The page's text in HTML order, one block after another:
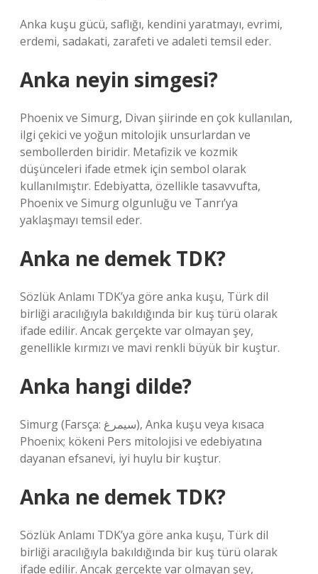
Anka kuşu gücü, saflığı, kendini yaratmayı, evrimi,
erdemi, sadakati, zarafeti ve adaleti temsil eder.
Anka neyin simgesi?
Phoenix ve Simurg, Divan şiirinde en çok kullanılan,
ilgi çekici ve yoğun mitolojik unsurlardan ve
sembollerden biridir. Metafizik ve kozmik
düşünceleri ifade etmek için sembol olarak
kullanılmıştır. Edebiyatta, özellikle tasavvufta,
Phoenix ve Simurg olgunluğu ve Tanrı’ya
yaklaşmayı temsil eder.
Anka ne demek TDK?
Sözlük Anlamı TDK’ya göre anka kuşu, Türk dil
birliği aracılığıyla bakıldığında bir kuş türü olarak
ifade edilir. Ancak gerçekte var olmayan şey,
genellikle kırmızı ve mavi renkli büyük bir kuştur.
Anka hangi dilde?
Simurg (Farsça: سيمرغ), Anka kuşu veya kısaca
Phoenix; kökeni Pers mitolojisi ve edebiyatına
dayanan efsanevi, iyi huylu bir kuştur.
Anka ne demek TDK?
Sözlük Anlamı TDK’ya göre anka kuşu, Türk dil
birliği aracılığıyla bakıldığında bir kuş türü olarak
ifade edilir. Ancak gerçekte var olmayan şey,